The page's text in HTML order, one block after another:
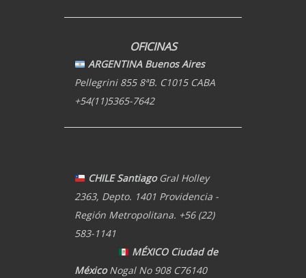
OFICINAS
ARGENTINA Buenos Aires
Pellegrini 855 8ªB. C1015 CABA
+54(11)5365-7642
CHILE Santiago Gral Holley
2363, Depto. 1401 Providencia -
Región Metropolitana. +56 (22)
583-1141
MÉXICO Ciudad de
MéxicoNogal No 908 C76140